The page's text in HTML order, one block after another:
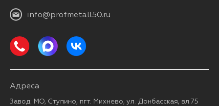
info@profmetall50.ru
Адреса
Завод: МО, Ступино, пгт. Михнево, ул. Донбасская, вл.75